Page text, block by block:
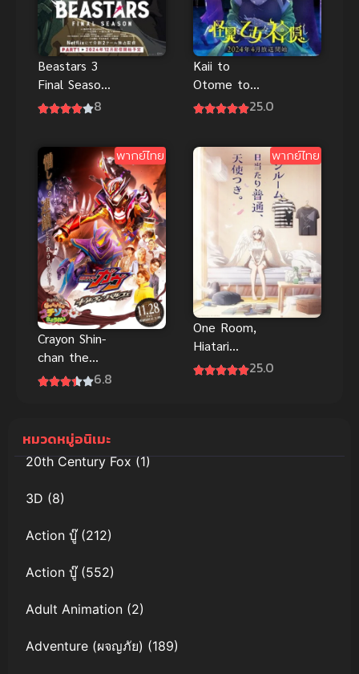
Beastars 3
Final Season
Part 1
8
Kaii to
Otome to
Kamikakushi25.0
พากย์ไทย
Crayon Shin-
chan the
Movie 33
Kasukabe
Dancers ชิน
จังเดอะมูฟวี่
เผ็ด! คัสึกาเบะ
พากย์ไทย
6.8
พากย์ไทย
One Room,
Hiatari
Futsuu,
25.0
หมวดหมู่อนิเมะ
20th Century Fox(1)
3D (8)
Action บู๊(212)
Action บู๊(552)
Adult Animation (2)
Adventure (ผจญภัย) (189)